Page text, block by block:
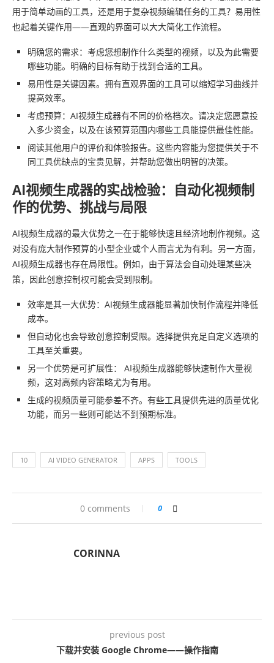
用于简单动画的工具，还是用于复杂视频编辑任务的工具？易用性
也起着关键作用——直观的界面可以大大简化工作流程。
明确您的需求：考虑您想制作什么类型的视频，以及为此需要
哪些功能。明确的目标有助于找到合适的工具。
易用性是关键因素。拥有直观界面的工具可以缩短学习曲线并
提高效率。
考虑预算：AI视频生成器有不同的价格档次。请决定您愿意投
入多少资金，以及在该预算范围内哪些工具能提供最佳性能。
阅读其他用户的评价和体验报告。这些内容能为您提供关于不
同工具优缺点的宝贵见解，并帮助您做出明智的决策。
AI视频生成器的实战检验：自动化视频制
作的优势、挑战与局限
AI视频生成器的最大优势之一在于能够快速且经济地制作视频。这
对没有庞大制作预算的小型企业或个人而言尤为有利。另一方面，
AI视频生成器也存在局限性。例如，由于算法会自动处理某些决
策，因此创意控制权可能会受到限制。
效率是其一大优势：AI视频生成器能显著加快制作流程并降低
成本。
但自动化也会导致创意控制受限。选择提供充足自定义选项的
工具至关重要。
另一个优势是可扩展性： AI视频生成器能够快速制作大量视
频，这对高频内容策略尤为有用。
生成的视频质量可能参差不齐。有些工具提供先进的质量优化
功能，而另一些则可能达不到预期标准。
10 AI VIDEO GENERATOR APPS TOOLS
0 comments 0
CORINNA
previous post
下载并安装 Google Chrome——操作指南